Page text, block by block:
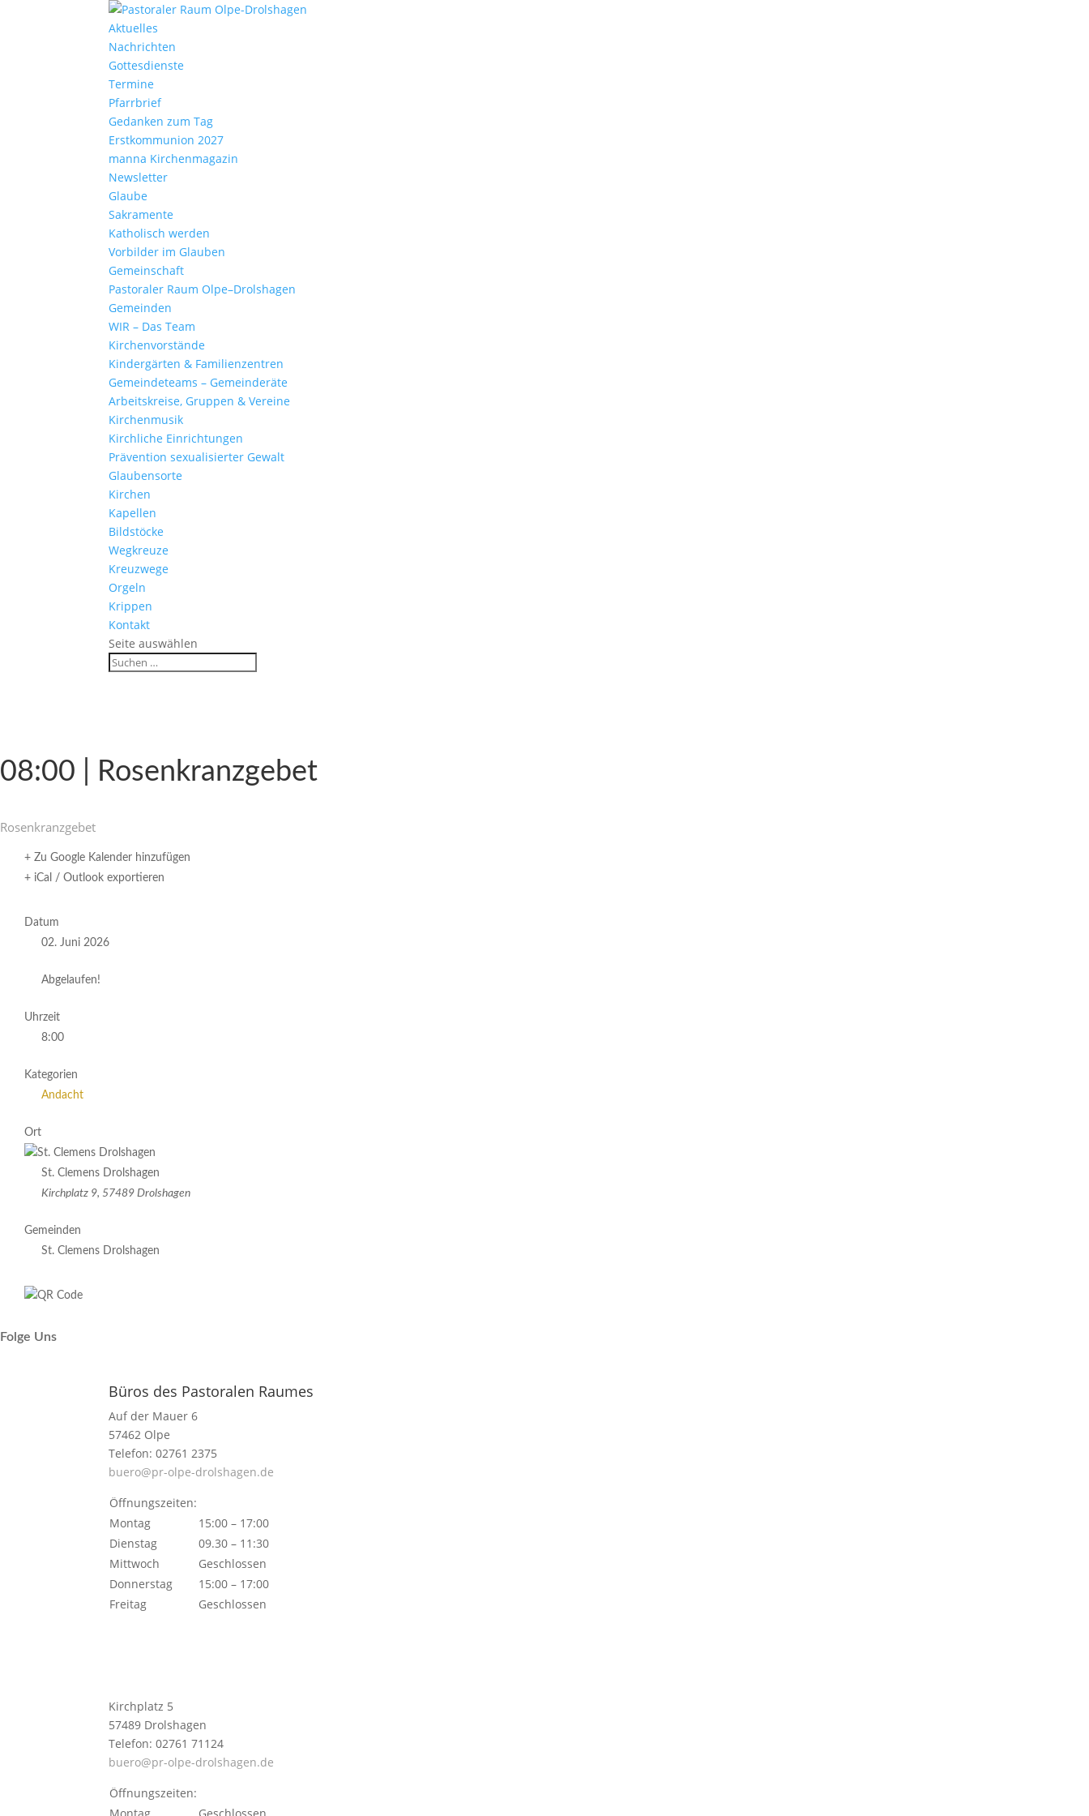
Aktu­elles
Nach­richten
Gottes­dienste
Termine
Pfarr­brief
Gedanken zum Tag
Erst­kom­mu­nion 2027
manna Kirchen­ma­gazin
News­letter
Glaube
Sakra­mente
Katho­lisch werden
Vorbilder im Glauben
Gemein­schaft
Pasto­raler Raum Olpe–Drolshagen
Gemeinden
WIR – Das Team
Kirchen­vor­stände
Kinder­gärten & Familienzentren
Gemein­de­teams – Gemeinderäte
Arbeits­kreise, Gruppen & Vereine
Kirchen­musik
Kirch­liche Einrichtungen
Präven­tion sexua­li­sierter Gewalt
Glau­ben­s­orte
Kirchen
Kapellen
Bild­stöcke
Wegkreuze
Kreuz­wege
Orgeln
Krippen
Kontakt
Seite auswählen
08:00 | Rosenkranzgebet
Rosen­kranz­gebet
+ Zu Google Kalender hinzufügen
+ iCal / Outlook exportieren
Datum
02. Juni 2026
Abgelaufen!
Uhrzeit
8:00
Kategorien
Andacht
Ort
St. Clemens Drolshagen
Kirchplatz 9, 57489 Drolshagen
Gemeinden
St. Clemens Drolshagen
Folge Uns
Büros des Pastoralen Raumes
Auf der Mauer 6
57462 Olpe
Telefon: 02761 2375
buero@pr-olpe-drolshagen.de
Öffnungszeiten:
Montag
15:00 – 17:00
Dienstag
09.30 – 11:30
Mittwoch
Geschlossen
Donnerstag
15:00 – 17:00
Freitag
Geschlossen
Kirchplatz 5
57489 Drolshagen
Telefon: 02761 71124
buero@pr-olpe-drolshagen.de
Öffnungszeiten: